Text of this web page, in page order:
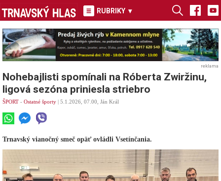
RUBRIKY ▾
reklama
Nohebajlisti spomínali na Róberta Zwiržinu,
ligová sezóna priniesla striebro
ŠPORT - Ostatné športy | 5.1.2026, 07.00, Ján Král
Trnavský vianočný smeč opäť ovládli Vsetínčania.